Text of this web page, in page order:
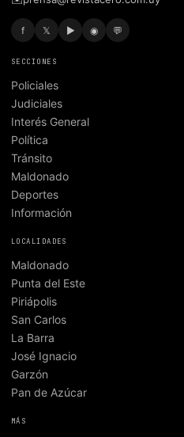
f 𝕏 ▶ ◉ 💬
SECCIONES
Policiales
Judiciales
Interés General
Política
Tránsito
Maldonado
Deportes
Información
LOCALIDADES
Maldonado
Punta del Este
Piriápolis
San Carlos
La Barra
José Ignacio
Garzón
Pan de Azúcar
MÁS